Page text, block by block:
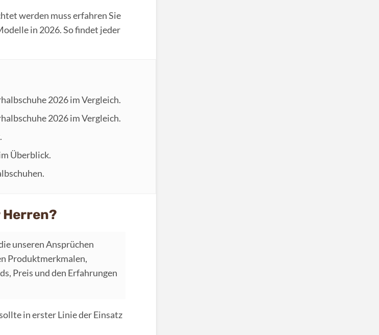
werden muss erfahren Sie
in 2026. So findet jeder
2026 im Vergleich.
2026 im Vergleich.
Überblick.
unseren Ansprüchen
Produktmerkmalen,
Preis und den Erfahrungen
in erster Linie der Einsatz